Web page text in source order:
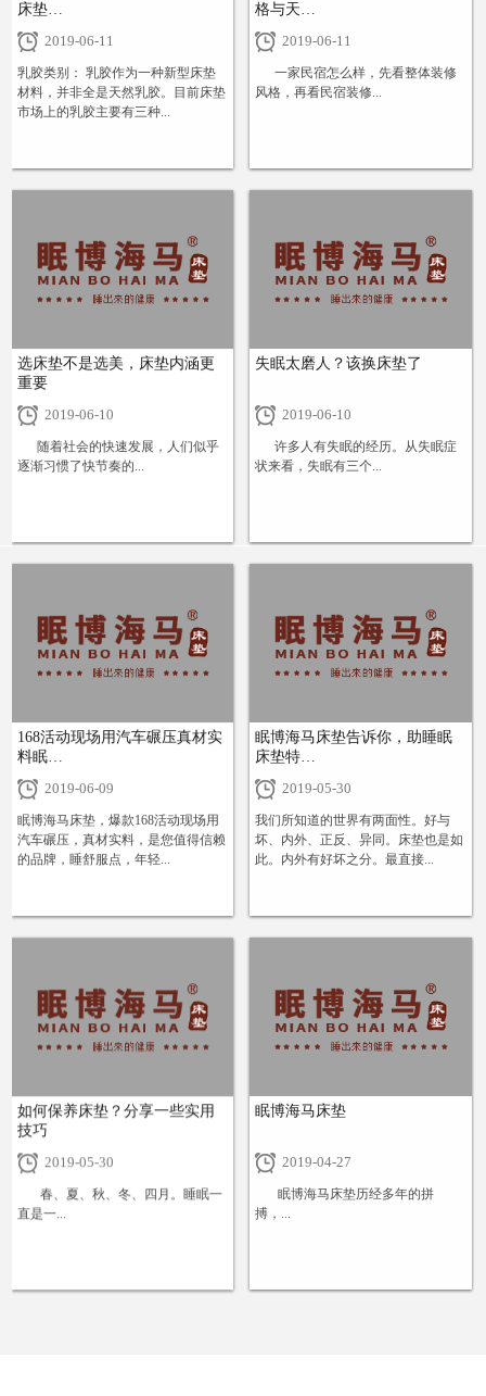
床垫…
2019-06-11
乳胶类别： 乳胶作为一种新型床垫
材料，并非全是天然乳胶。目前床垫
市场上的乳胶主要有三种...
+
格与天…
2019-06-11
一家民宿怎么样，先看整体装修
风格，再看民宿装修...
+
选床垫不是选美，床垫内涵更
重要
2019-06-10
随着社会的快速发展，人们似乎
逐渐习惯了快节奏的...
+
失眠太磨人？该换床垫了
2019-06-10
许多人有失眠的经历。从失眠症
状来看，失眠有三个...
+
168活动现场用汽车碾压真材实
料眠…
2019-06-09
眠博海马床垫，爆款168活动现场用
汽车碾压，真材实料，是您值得信赖
的品牌，睡舒服点，年轻...
+
眠博海马床垫告诉你，助睡眠
床垫特…
2019-05-30
我们所知道的世界有两面性。好与
坏、内外、正反、异同。床垫也是如
此。内外有好坏之分。最直接...
+
如何保养床垫？分享一些实用
技巧
2019-05-30
春、夏、秋、冬、四月。睡眠一
直是一...
眠博海马床垫
2019-04-27
眠博海马床垫历经多年的拼
搏，...